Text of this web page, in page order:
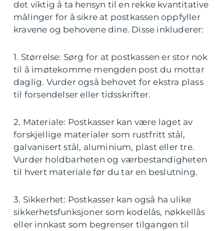
det viktig å ta hensyn til en rekke kvantitative
målinger for å sikre at postkassen oppfyller
kravene og behovene dine. Disse inkluderer:
1. Størrelse: Sørg for at postkassen er stor nok
til å imøtekomme mengden post du mottar
daglig. Vurder også behovet for ekstra plass
til forsendelser eller tidsskrifter.
2. Materiale: Postkasser kan være laget av
forskjellige materialer som rustfritt stål,
galvanisert stål, aluminium, plast eller tre.
Vurder holdbarheten og værbestandigheten
til hvert materiale før du tar en beslutning.
3. Sikkerhet: Postkasser kan også ha ulike
sikkerhetsfunksjoner som kodelås, nøkkellås
eller innkast som begrenser tilgangen til